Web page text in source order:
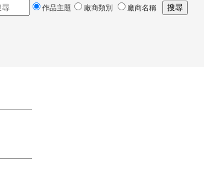
作品主題 廠商類別 廠商名稱